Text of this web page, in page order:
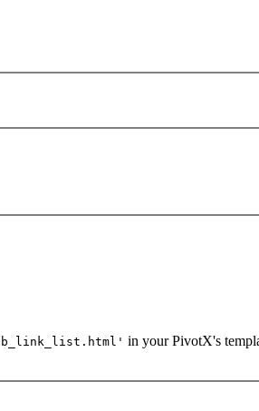
in your PivotX's